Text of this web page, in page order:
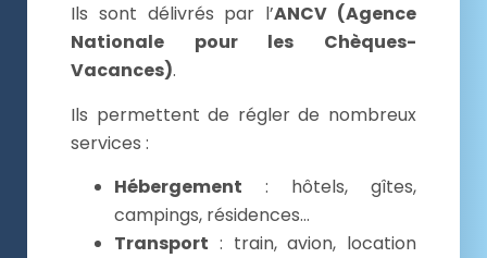
Ils sont délivrés par l’ANCV (Agence
Nationale pour les Chèques-
Vacances).
Ils permettent de régler de nombreux
services :
Hébergement : hôtels, gîtes,
campings, résidences…
Transport : train, avion, location